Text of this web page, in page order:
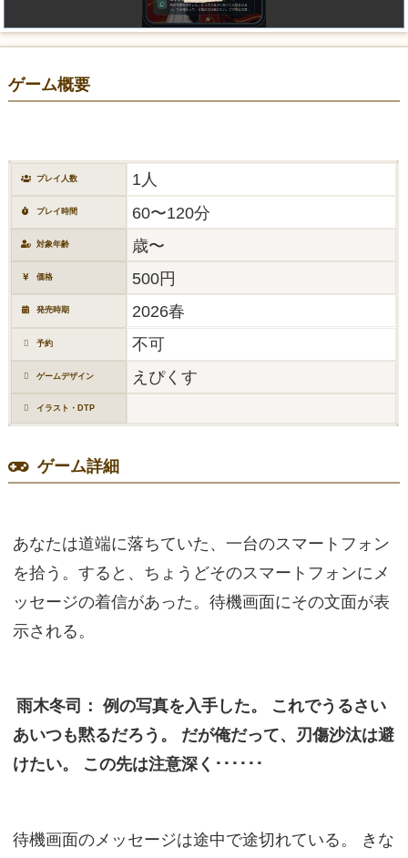
ゲーム概要
プレイ人数 1人
プレイ時間 60〜120分
対象年齢 歳〜
価格 500円
発売時期 2026春
予約 不可
ゲームデザイン えぴくす
イラスト・DTP
ゲーム詳細
あなたは道端に落ちていた、一台のスマートフォン
を拾う。すると、ちょうどそのスマートフォンにメ
ッセージの着信があった。待機画面にその文面が表
示される。
雨木冬司： 例の写真を入手した。 これでうるさい
あいつも黙るだろう。 だが俺だって、刃傷沙汰は避
けたい。 この先は注意深く･･････
待機画面のメッセージは途中で途切れている。 きな